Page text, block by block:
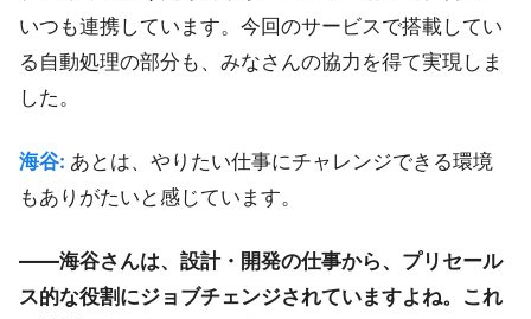
いつも連携しています。今回のサービスで搭載してい
る自動処理の部分も、みなさんの協力を得て実現しま
した。
海谷: あとは、やりたい仕事にチャレンジできる環境
もありがたいと感じています。
――海谷さんは、設計・開発の仕事から、プリセール
ス的な役割にジョブチェンジされていますよね。これ